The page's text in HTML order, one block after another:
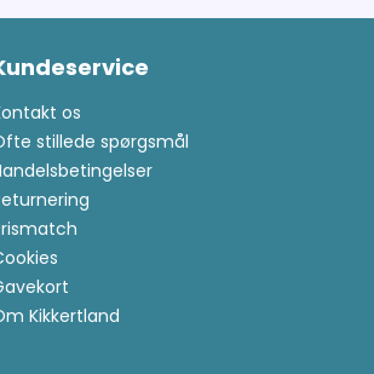
os
stillede spørgsmål
Kikkertland